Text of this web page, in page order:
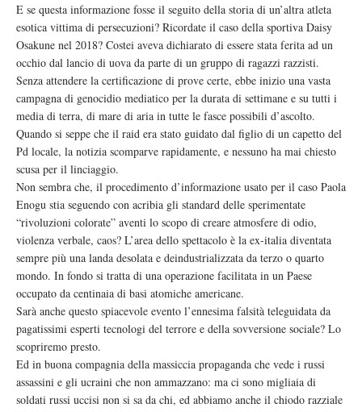
E se questa informazione fosse il seguito della storia di un’altra atleta
esotica vittima di persecuzioni? Ricordate il caso della sportiva Daisy
Osakune nel 2018? Costei aveva dichiarato di essere stata ferita ad un
occhio dal lancio di uova da parte di un gruppo di ragazzi razzisti.
Senza attendere la certificazione di prove certe, ebbe inizio una vasta
campagna di genocidio mediatico per la durata di settimane e su tutti i
media di terra, di mare di aria in tutte le fasce possibili d’ascolto.
Quando si seppe che il raid era stato guidato dal figlio di un capetto del
Pd locale, la notizia scomparve rapidamente, e nessuno ha mai chiesto
scusa per il linciaggio.
Non sembra che, il procedimento d’informazione usato per il caso Paola
Enogu stia seguendo con acribia gli standard delle sperimentate
“rivoluzioni colorate” aventi lo scopo di creare atmosfere di odio,
violenza verbale, caos? L’area dello spettacolo è la ex-italia diventata
sempre più una landa desolata e deindustrializzata da terzo o quarto
mondo. In fondo si tratta di una operazione facilitata in un Paese
occupato da centinaia di basi atomiche americane.
Sarà anche questo spiacevole evento l’ennesima falsità teleguidata da
pagatissimi esperti tecnologi del terrore e della sovversione sociale? Lo
scopriremo presto.
Ed in buona compagnia della massiccia propaganda che vede i russi
assassini e gli ucraini che non ammazzano: ma ci sono migliaia di
soldati russi uccisi non si sa da chi, ed abbiamo anche il chiodo razziale